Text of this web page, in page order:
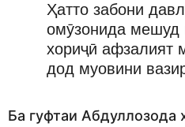
Ҳатто забони
омӯзонида мешуд
хориҷӣ афзалият
дод муовини
Ба гуфтаи Абдуллозода